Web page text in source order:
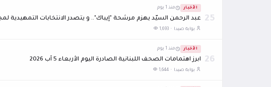
25
الأخبار منذ 1 يوم
عبد الرحمن السيّد يهزم مرشّحة "إيباك".. و يتصدر الانتخابات
بوابة صيدا · 1,693
26
الأخبار منذ 1 يوم
ابرز اهتمامات الصحف اللبنانية الصادرة اليوم الأربعاء 5 آب 2026
بوابة صيدا · 1,644